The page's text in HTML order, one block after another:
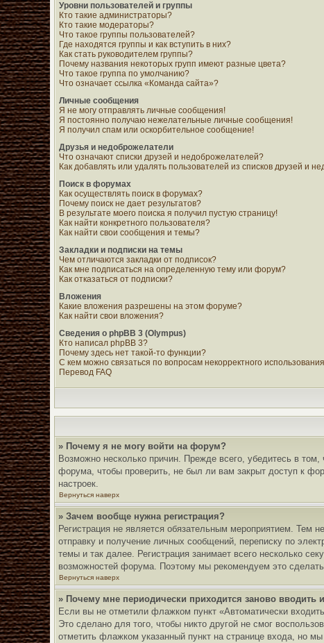
Уровни пользователей и группы
Кто такие администраторы?
Кто такие модераторы?
Что такое группы пользователей?
Где находятся группы и как вступить в них?
Как стать руководителем группы?
Почему названия некоторых групп имеют разные цвета?
Что такое группа по умолчанию?
Что означает ссылка «Команда сайта»?
Личные сообщения
Я не могу отправлять личные сообщения!
Я постоянно получаю нежелательные личные сообщения!
Я получил спам или оскорбительное сообщение!
Друзья и недоброжелатели
Что означают списки друзей и недоброжелателей?
Как добавлять или удалять пользователей из списков друзей и
Поиск в форумах
Как осуществлять поиск в форумах?
Почему поиск не дает результатов?
В результате моего поиска я получил пустую страницу!
Как найти конкретного пользователя?
Как найти свои сообщения и темы?
Закладки и подписки на темы
Чем отличаются закладки от подписок?
Как мне подписаться на определенную тему или форум?
Как отказаться от подписки?
Вложения
Какие вложения разрешены на этом форуме?
Как найти свои вложения?
Сведения о phpBB 3 (Olympus)
Кто написал phpBB 3?
Почему здесь нет такой-то функции?
С кем можно связаться по вопросам некорректного
Перевод FAQ
» Почему я не могу войти на форум?
Возможно несколько причин. Прежде всего, убедитесь в
форума, чтобы проверить, не был ли вам закрыт доступ к
настроек.
Вернуться наверх
» Зачем вообще нужна регистрация?
Регистрация не является обязательным мероприятием. Тем
отправку и получение личных сообщений, переписку по
темы и так далее. Регистрация занимает всего несколько
возможностей форума. Поэтому мы рекомендуем это
Вернуться наверх
» Почему мне периодически приходится заново вводить
Если вы не отметили флажком пункт «Автоматически
Это сделано для того, чтобы никто другой не смог
отметить флажком указанный пункт на странице входа, но